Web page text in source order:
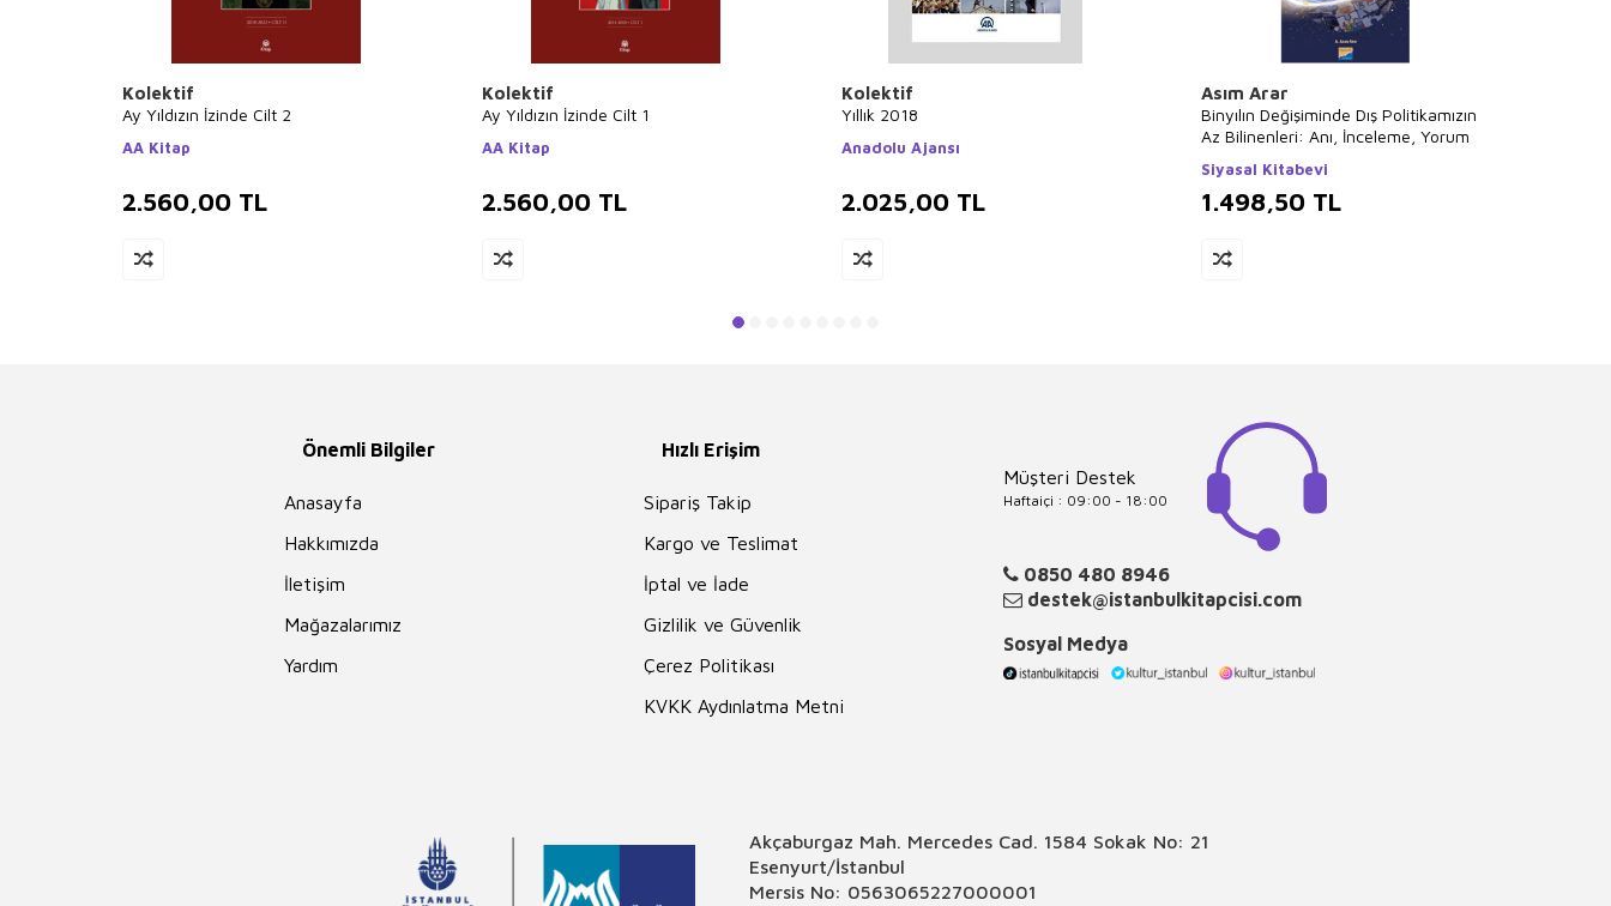
Kolektif
Ay Yıldızın İzinde Cilt 2
AA Kitap
2.560,00 TL
Kolektif
Ay Yıldızın İzinde Cilt 1
AA Kitap
2.560,00 TL
Kolektif
Yıllık 2018
Anadolu Ajansı
2.025,00 TL
Asım Arar
Binyılın Değişiminde Dış Politikamızın
Az Bilinenleri: Anı, İnceleme, Yorum
Siyasal Kitabevi
1.498,50 TL
Önemli Bilgiler
Anasayfa
Hakkımızda
İletişim
Mağazalarımız
Yardım
Hızlı Erişim
Sipariş Takip
Kargo ve Teslimat
İptal ve İade
Gizlilik ve Güvenlik
Çerez Politikası
KVKK Aydınlatma Metni
Müşteri Destek
Haftaiçi : 09:00 - 18:00
0850 480 8946
destek@istanbulkitapcisi.com
Sosyal Medya
Akçaburgaz Mah. Mercedes Cad. 1584 Sokak No: 21
Esenyurt/İstanbul
Mersis No: 0563065227000001